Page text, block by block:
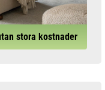
stora kostnader